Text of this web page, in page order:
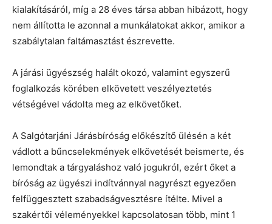
kialakításáról, míg a 28 éves társa abban hibázott, hogy
nem állította le azonnal a munkálatokat akkor, amikor a
szabálytalan faltámasztást észrevette.
A járási ügyészség halált okozó, valamint egyszerű
foglalkozás körében elkövetett veszélyeztetés
vétségével vádolta meg az elkövetőket.
A Salgótarjáni Járásbíróság előkészítő ülésén a két
vádlott a bűncselekmények elkövetését beismerte, és
lemondtak a tárgyaláshoz való jogukról, ezért őket a
bíróság az ügyészi indítvánnyal nagyrészt egyezően
felfüggesztett szabadságvesztésre ítélte. Mivel a
szakértői véleményekkel kapcsolatosan több, mint 1